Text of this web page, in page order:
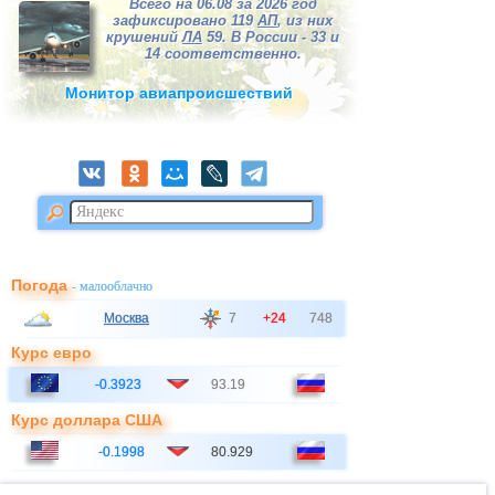
Всего на 06.08 за 2026 год
зафиксировано 119 АП, из них
крушенийЛА 59. В России - 33 и
14 соответственно.
Монитор авиапроисшествий
Погода- малооблачно
Москва 7 +24 748
Курс евро
-0.3923 93.19
Курс доллара США
-0.1998 80.929